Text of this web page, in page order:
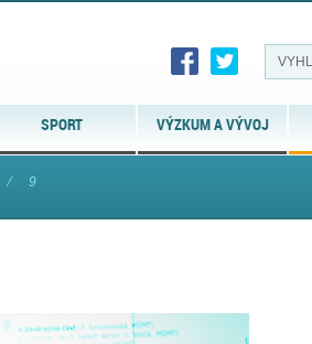
SPORT VÝZKUM A VÝVOJ
⁄ 9